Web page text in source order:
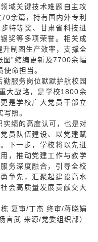
域关键技术难题自主攻
余篇，持有国内外专利
特等奖、甘肃省科技进
奖等多项荣誉。相关成
升制图生产效率，支撑全
图”缩编更新及7700余幅
命担当。
服务岗位默默护航校园
大战略，是学校1800余
是学校广大党员干部立
照。
实绩的高度认可，也是对
员队伍建设、以党建赋
下一步，学校将以先进
，推动党建工作与教学
务深度融合，引导全校
争先，汇聚起建设高水
会高质量发展贡献交大
复审/丁杰 终审/蒋晓娟
言武 来源/党委组织部）